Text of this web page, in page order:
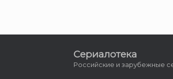
Сериалотека
Российские и зарубежные